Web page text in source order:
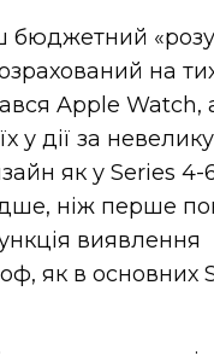
бюджетний
на
Apple Watch,
у дії за
як у Series
ніж перше
виявлення
як в основних